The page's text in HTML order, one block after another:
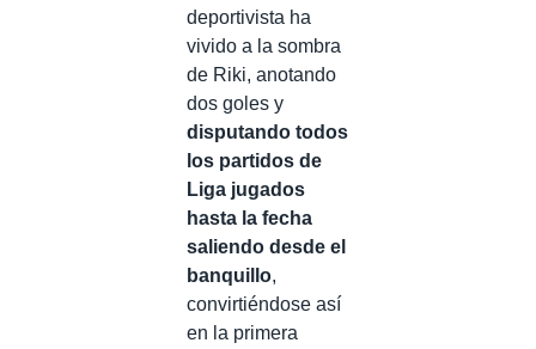
deportivista ha
vivido a la sombra
de Riki, anotando
dos goles y
disputando todos
los partidos de
Liga jugados
hasta la fecha
saliendo desde el
banquillo,
convirtiéndose así
en la primera